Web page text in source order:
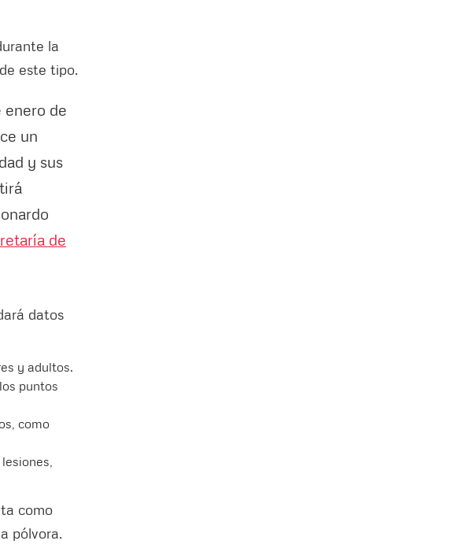
la
este tipo.
enero de
un
y sus
de
datos
y adultos.
puntos
como
como
pólvora.